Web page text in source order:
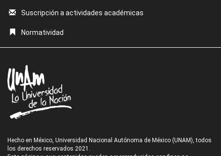
Suscripción a actividades académicas
Normatividad
Hecho en México, Universidad Nacional Autónoma de México (UNAM), todos
los derechos reservados 2021.